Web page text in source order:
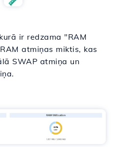
ir redzama "RAM
atmiņas miktis, kas
SWAP atmiņa un